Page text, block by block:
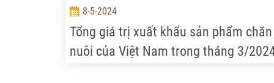
8-5-2024
Tổng giá trị xuất khẩu sản phẩm chăn
nuôi của Việt Nam trong tháng 3/